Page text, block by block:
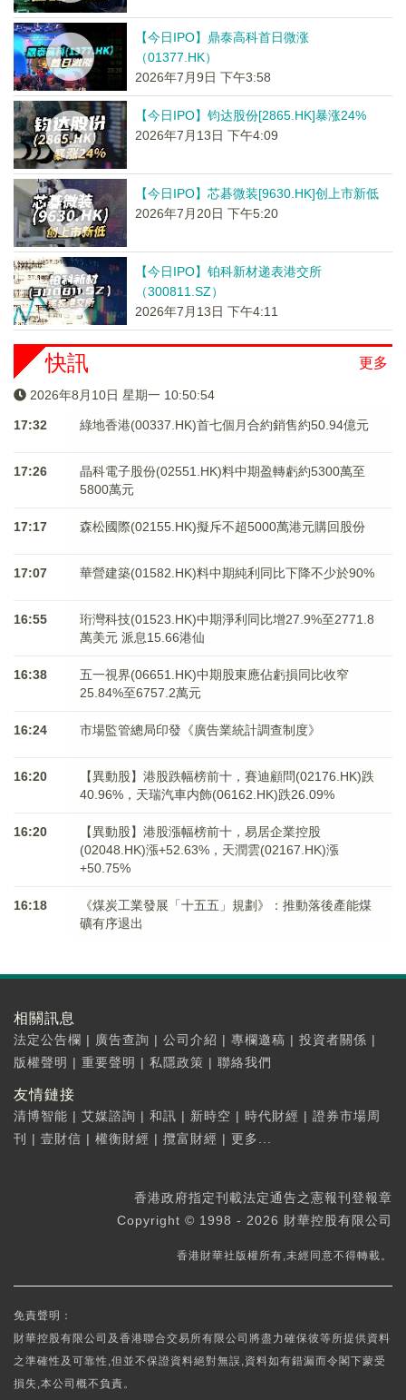
【今日IPO】鼎泰高科首日微涨
（01377.HK）
2026年7月9日 下午3:58
【今日IPO】钧达股份[2865.HK]暴涨24%
2026年7月13日 下午4:09
【今日IPO】芯碁微装[9630.HK]创上市新低
2026年7月20日 下午5:20
【今日IPO】铂科新材递表港交所
（300811.SZ）
2026年7月13日 下午4:11
更多
快訊
2026年8月10日 星期一 10:50:54
17:32 綠地香港(00337.HK)首七個月合約銷售約50.94億元
17:26
晶科電子股份(02551.HK)料中期盈轉虧約5300萬至
5800萬元
17:17 森松國際(02155.HK)擬斥不超5000萬港元購回股份
17:07 華營建築(01582.HK)料中期純利同比下降不少於90%
16:55
珩灣科技(01523.HK)中期淨利同比增27.9%至2771.8
萬美元 派息15.66港仙
16:38
五一視界(06651.HK)中期股東應佔虧損同比收窄
25.84%至6757.2萬元
16:24 市場監管總局印發《廣告業統計調查制度》
16:20
【異動股】港股跌幅榜前十，賽迪顧問(02176.HK)跌
40.96%，天瑞汽車内飾(06162.HK)跌26.09%
16:20
【異動股】港股漲幅榜前十，易居企業控股
(02048.HK)漲+52.63%，天潤雲(02167.HK)漲
+50.75%
16:18
《煤炭工業發展「十五五」規劃》：推動落後產能煤
礦有序退出
相關訊息
法定公告欄 | 廣告查詢 | 公司介紹 | 專欄邀稿 | 投資者關係 |
版權聲明 | 重要聲明 | 私隱政策 | 聯絡我們
友情鏈接
清博智能 | 艾媒諮詢 | 和訊 | 新時空 | 時代財經 | 證券市場周
刊
| 壹財信 | 權衡財經 | 攬富財經 | 更多...
香港政府指定刊載法定通告之憲報刊登報章
Copyright © 1998 - 2026 財華控股有限公司
香港財華社版權所有,未經同意不得轉載。
免責聲明：
財華控股有限公司及香港聯合交易所有限公司將盡力確保彼等所提供資料
之準確性及可靠性,但並不保證資料絕對無誤,資料如有錯漏而令閣下蒙受
損失,本公司概不負責。